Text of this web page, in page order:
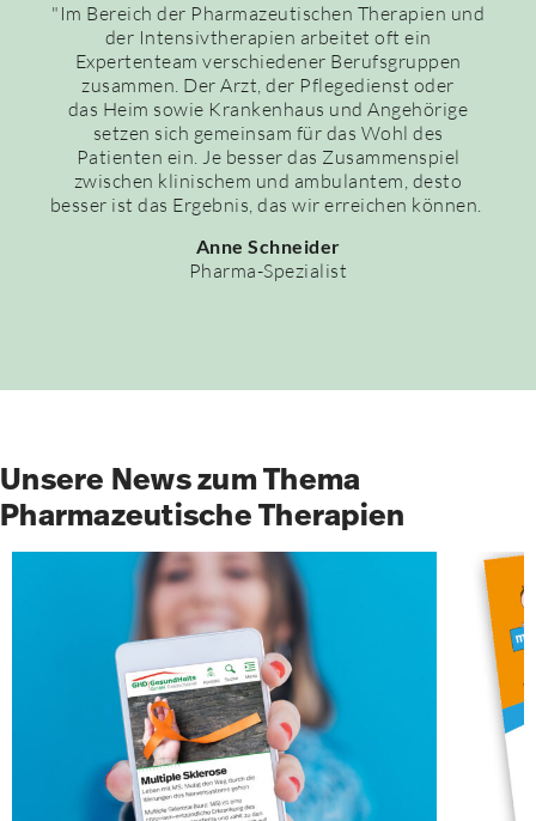
"Im Bereich der Pharmazeutischen Therapien und
der Intensivtherapien arbeitet oft ein
Expertenteam verschiedener Berufsgruppen
zusammen. Der Arzt, der Pflegedienst oder
das Heim sowie Krankenhaus und Angehörige
setzen sich gemeinsam für das Wohl des
Patienten ein. Je besser das Zusammenspiel
zwischen klinischem und ambulantem, desto
besser ist das Ergebnis, das wir erreichen können.
Anne Schneider
Pharma-Spezialist
Unsere News zum Thema
Pharmazeutische Therapien